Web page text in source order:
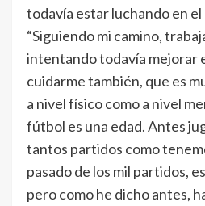
todavía estar luchando en el
“Siguiendo mi camino,
intentando todavía mejorar
cuidarme también, que es
a nivel físico como a nivel
fútbol es una edad. Antes
tantos partidos como
pasado de los mil partidos,
pero como he dicho antes,